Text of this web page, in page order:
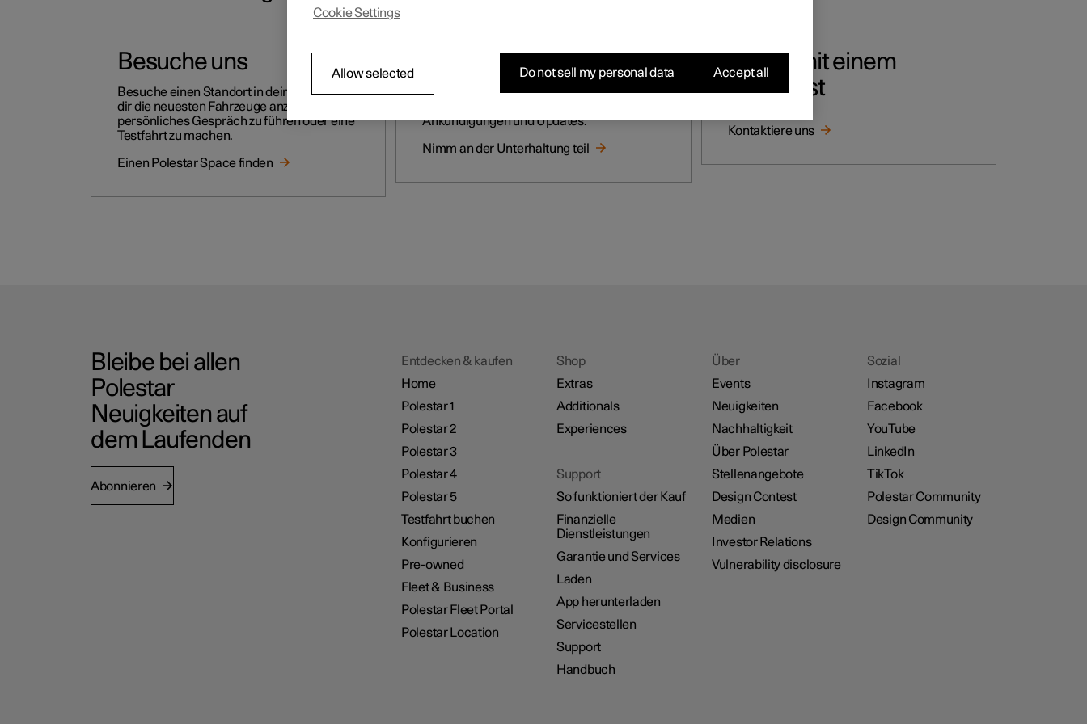
Besuche uns
Besuche einen Standort in deiner Nähe, um
dir die neuesten Fahrzeuge anzusehen, ein
persönliches Gespräch zu führen oder eine
Testfahrt zu machen.
Einen Polestar Space finden
Polestar Community
Verbinde dich direkt mit Community-
Ankündigungen und Updates.
Nimm an der Unterhaltung teil
Sprich mit einem
Specialist
Kontaktiere uns
Bleibe bei allen
Polestar
Neuigkeiten auf
dem Laufenden
Abonnieren
Entdecken & kaufen
Home
Polestar 1
Polestar 2
Polestar 3
Polestar 4
Polestar 5
Testfahrt buchen
Konfigurieren
Pre-owned
Fleet & Business
Polestar Fleet Portal
Polestar Location
Shop
Extras
Additionals
Experiences
Support
So funktioniert der Kauf
Finanzielle
Dienstleistungen
Garantie und Services
Laden
App herunterladen
Servicestellen
Support
Handbuch
Über
Events
Neuigkeiten
Nachhaltigkeit
Über Polestar
Stellenangebote
Design Contest
Medien
Investor Relations
Vulnerability disclosure
Sozial
Instagram
Facebook
YouTube
LinkedIn
TikTok
Polestar Community
Design Community
Cookie Settings
Allow selected Do not sell my personal data Accept all